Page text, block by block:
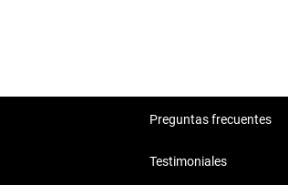
Preguntas frecuentes
Testimoniales